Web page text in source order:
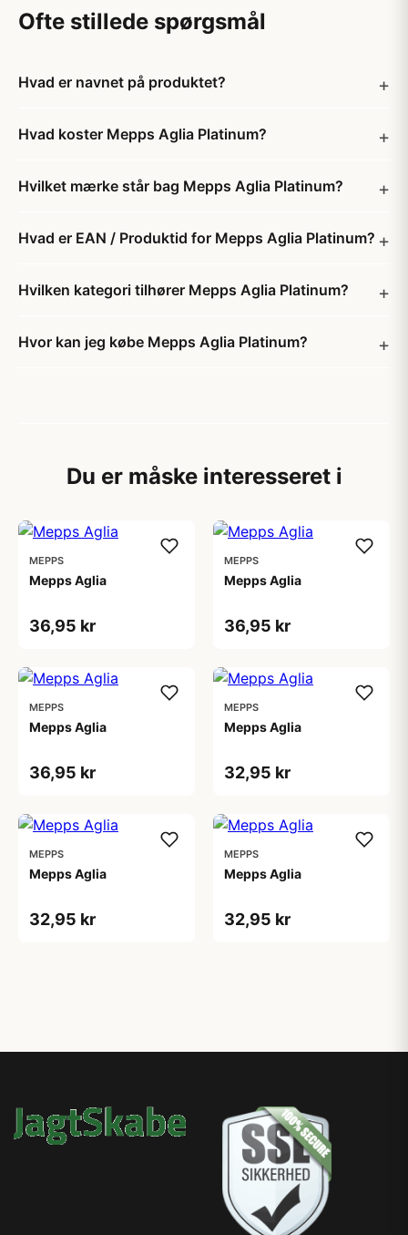
Ofte stillede spørgsmål
Hvad er navnet på produktet?
Hvad koster Mepps Aglia Platinum?
Hvilket mærke står bag Mepps Aglia Platinum?
Hvad er EAN / Produktid for Mepps Aglia Platinum?
Hvilken kategori tilhører Mepps Aglia Platinum?
Hvor kan jeg købe Mepps Aglia Platinum?
Du er måske interesseret i
MEPPS
Mepps Aglia
36,95 kr
MEPPS
Mepps Aglia
36,95 kr
MEPPS
Mepps Aglia
36,95 kr
MEPPS
Mepps Aglia
32,95 kr
MEPPS
Mepps Aglia
32,95 kr
MEPPS
Mepps Aglia
32,95 kr